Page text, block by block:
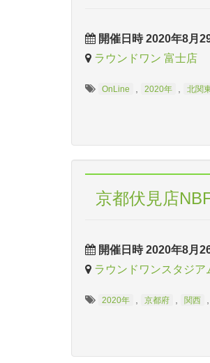
開催日時 2020年8月
ラウンドワン 富士店
OnLine 2020年 北関
京都伏見店
開催日時 2020年8月
ラウンドワンスタジア
2020年 京都府 関西